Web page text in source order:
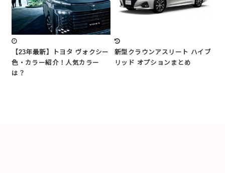
【23年最新】トヨタ ヴォクシー
色・カラー紹介！人気カラー
は？
新型クラウンアスリート ハイブ
リッド オプションまとめ